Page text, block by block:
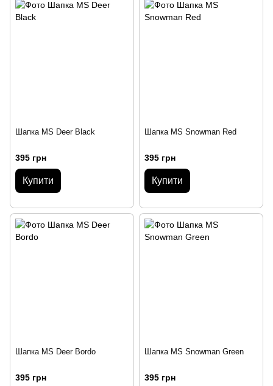
Шапка MS Deer Black
395 грн
Купити
Шапка MS Snowman Red
395 грн
Купити
Шапка MS Deer Bordo
395 грн
Шапка MS Snowman Green
395 грн